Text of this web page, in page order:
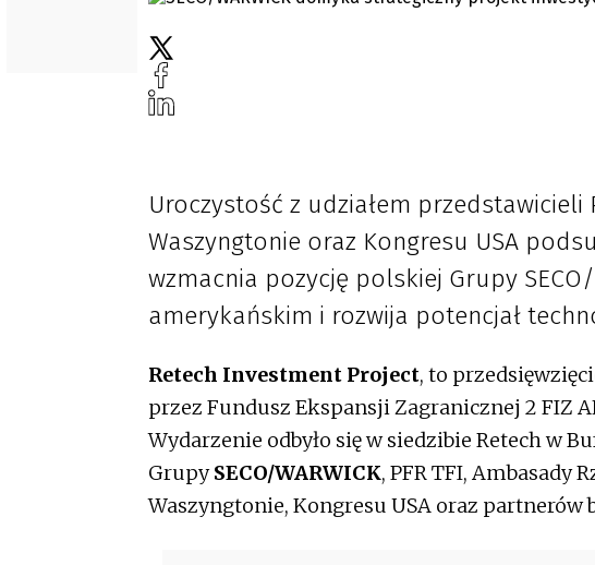
Uroczystość z udziałem przedstawicieli
Waszyngtonie oraz Kongresu USA
wzmacnia pozycję polskiej Grupy
amerykańskim i rozwija potencjał
Retech Investment Project, to
przez Fundusz Ekspansji Zagranicznej 2 FIZ
Wydarzenie odbyło się w siedzibie Retech w
GrupySECO/WARWICK, PFR TFI, Ambasady
Waszyngtonie, Kongresu USA oraz partnerów